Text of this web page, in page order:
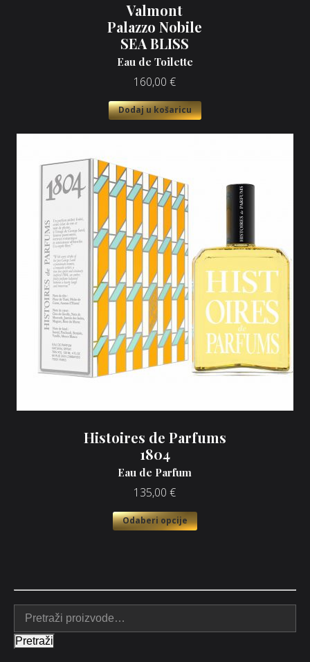
Valmont
Palazzo Nobile
SEA BLISS
Eau de Toilette
160,00 €
Dodaj u košaricu
Histoires de Parfums
1804
Eau de Parfum
135,00 €
Odaberi opcije
Pretraži